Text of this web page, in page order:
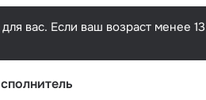
вас. Если ваш возраст менее